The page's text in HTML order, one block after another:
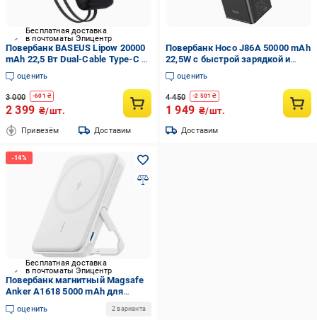
Бесплатная доставка
в почтоматы Эпицентр
Повербанк BASEUS Lipow 20000
mAh 22,5 Вт Dual-Cable Type-C и
Lightning с быстрой зарядкой
Черный (30991836)
оценить
3 000 -601 ₴
2 399 ₴/шт.
Привезём Доставим
Повербанк Hoco J86A 50000 mAh
22,5W с быстрой зарядкой и
фонариком Черный (PB2401264)
оценить
4 450 -2 501 ₴
1 949 ₴/шт.
Доставим
Бесплатная доставка
в почтоматы Эпицентр
Повербанк магнитный Magsafe
Anker A1618 5000 mAh для
iPhone с подставкой для
телефона Белый (26389475)
оценить 2 варианта